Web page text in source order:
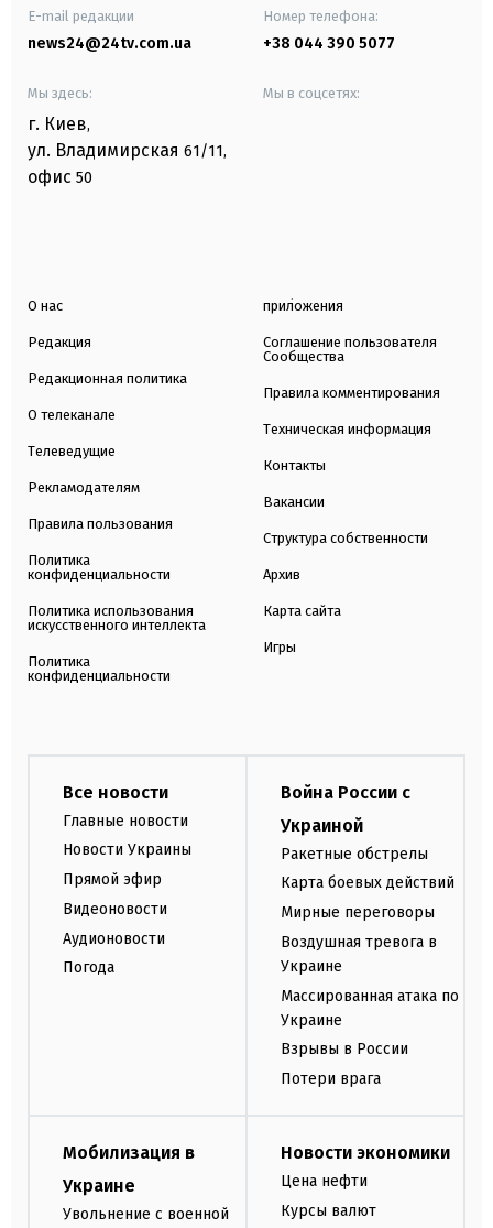
E-mail редакции
news24@24tv.com.ua
Номер телефона:
+38 044 390 5077
Мы здесь:
г. Киев,
ул. Владимирская 61/11,
офис 50
Мы в соцсетях:
О нас
Редакция
Редакционная политика
О телеканале
Телеведущие
Рекламодателям
Правила пользования
Политика
конфиденциальности
Политика использования
искусственного интеллекта
Политика
конфиденциальности
приложения
Соглашение пользователя
Сообщества
Правила комментирования
Техническая информация
Контакты
Вакансии
Структура собственности
Архив
Карта сайта
Игры
Все новости
Главные новости
Новости Украины
Прямой эфир
Видеоновости
Аудионовости
Погода
Война России с
Украиной
Ракетные обстрелы
Карта боевых действий
Мирные переговоры
Воздушная тревога в
Украине
Массированная атака по
Украине
Взрывы в России
Потери врага
Мобилизация в
Украине
Увольнение с военной
Новости экономики
Цена нефти
Курсы валют